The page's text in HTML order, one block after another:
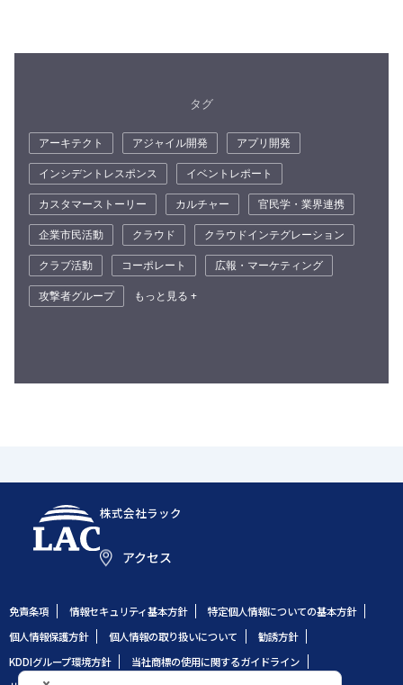
タグ
アーキテクト アジャイル開発
アプリ開発
インシデントレスポンス
イベントレポート
カスタマーストーリー
カルチャー
官民学・業界連携
企業市民活動
クラウド
クラウドインテグレーション
クラブ活動
コーポレート
広報・マーケティング
攻撃者グループ
もっと見る +
株式会社ラック
アクセス
免責条項 情報セキュリティ基本方針
特定個人情報についての基本方針
個人情報保護方針
個人情報の取り扱いについて
勧誘方針
KDDIグループ環境方針
当社商標の使用に関するガイドライン